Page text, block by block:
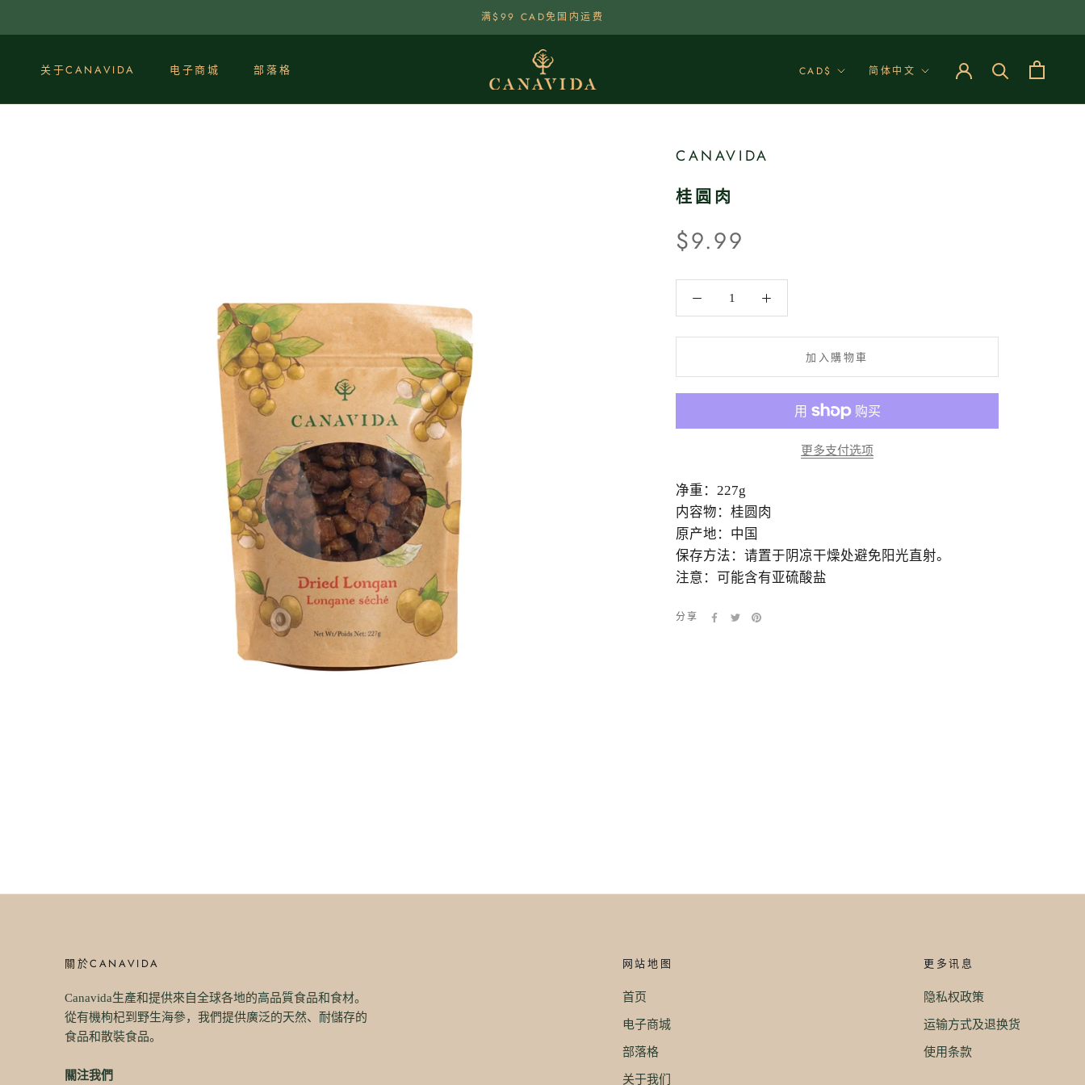
容
满$99 CAD免国内运费
关于CANAVIDA 电子商城
部落格
幣
CAD$
語
简体中文
CANAVIDA
桂圆肉
$9.99
加入購物車
更多支付选项
净重：227g
内容物：桂圆肉
原产地：中国
保存方法：请置于阴凉干燥处避免阳光直射。
注意：可能含有亚硫酸盐
分享
關於CANAVIDA
Canavida生產和提供來自全球各地的高品質食品和食材。
從有機枸杞到野生海參，我們提供廣泛的天然、耐儲存的
食品和散裝食品。
關注我們
网站地图
首页
电子商城
部落格
关于我们
更多讯息
隐私权政策
运输方式及退换货
使用条款